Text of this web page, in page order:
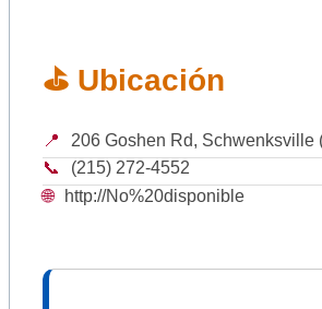
⛳ Ubicación
📍
206 Goshen Rd, Schwenksville
📞
(215) 272-4552
🌐
http://No%20disponible